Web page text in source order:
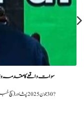
سوات واقعے کا مقدمہ
?️ 30 جون 2025پشاور (سچ خبریں) گورنر خیبرپختونخوا فیصل کریم کنڈی کا کہنا ہے کہ